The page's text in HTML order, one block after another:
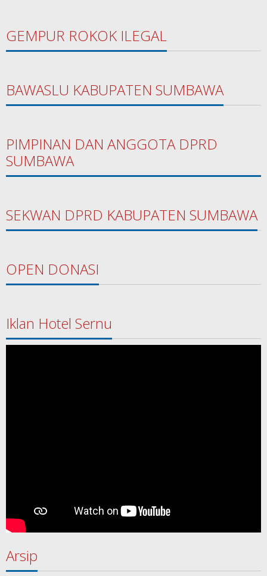
GEMPUR ROKOK ILEGAL
BAWASLU KABUPATEN SUMBAWA
PIMPINAN DAN ANGGOTA DPRD
SUMBAWA
SEKWAN DPRD KABUPATEN SUMBAWA
OPEN DONASI
Iklan Hotel Sernu
Arsip